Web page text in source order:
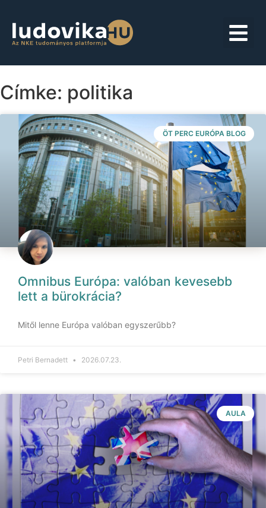
Címke: politika
ÖT PERC EURÓPA BLOG
Omnibus Európa: valóban kevesebb
lett a bürokrácia?
Mitől lenne Európa valóban egyszerűbb?
Petri Bernadett 2026.07.23.
AULA